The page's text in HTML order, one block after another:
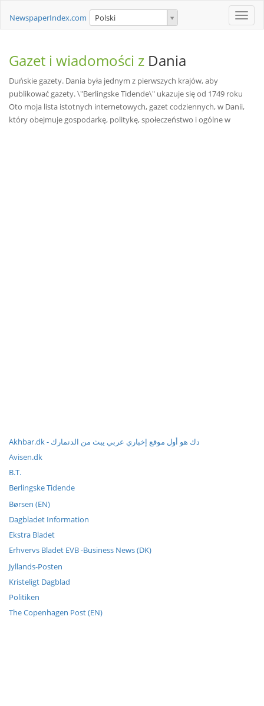
Toggle
NewspaperIndex.com Polski
Gazet i wiadomości z Dania
Duńskie gazety. Dania była jednym z pierwszych krajów, aby
publikować gazety. \"Berlingske Tidende\" ukazuje się od 1749 roku
Oto moja lista istotnych internetowych, gazet codziennych, w Danii,
który obejmuje gospodarkę, politykę, społeczeństwo i ogólne w
Akhbar.dk - دك هو أول موقع إخباري عربي يبث من الدنمارك
Avisen.dk
B.T.
Berlingske Tidende
Børsen (EN)
Dagbladet Information
Ekstra Bladet
Erhvervs Bladet EVB -Business News (DK)
Jyllands-Posten
Kristeligt Dagblad
Politiken
The Copenhagen Post (EN)